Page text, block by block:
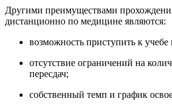
Другими преимуществами
дистанционно по медицине являются:
возможность приступить к
отсутствие ограничений на
пересдач;
собственный темп и график